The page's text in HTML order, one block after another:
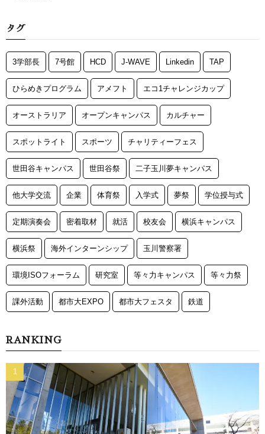
タグ
3学部長 7号館 HCD J-WAVE Linkedin TAP
ひらめきプログラム アメフト エコ1チャレンジカップ
オーストラリア オープンキャンパス カルチャー
スポットライト スポーツ チャリティーフェス
世田谷キャンパス 世田谷祭 二子玉川夢キャンパス
他大学交流 企業 体育祭 入学式 夢祭 学位授与式
定期演奏会 密着取材 就活 校友会 横浜キャンパス
横浜祭 海外インターンシップ 玉川警察署
環境ISOフォーラム 研究室 等々力キャンパス 等々力祭
課外活動 都市大EXPO 都市大フェスタ 鉄道
RANKING